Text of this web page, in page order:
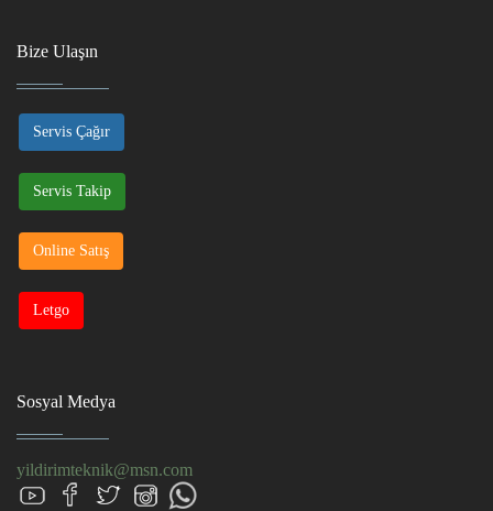
Bize Ulaşın
Servis Çağır
Servis Takip
Online Satış
Letgo
Sosyal Medya
yildirimteknik@msn.com